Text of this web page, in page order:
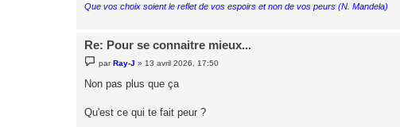
Que vos choix soient le reflet de vos espoirs et non de vos peurs (N. Mandela)
Re: Pour se connaitre mieux...
e
s
g
e
parRay-J »13 avril 2026, 17:50
Non pas plus que ça
Qu'est ce qui te fait peur ?